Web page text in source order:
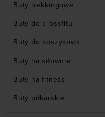
Buty trekkingowe
Buty do crossfitu
Buty do koszykówki
Buty na siłownie
Buty na fitness
Buty piłkarskie